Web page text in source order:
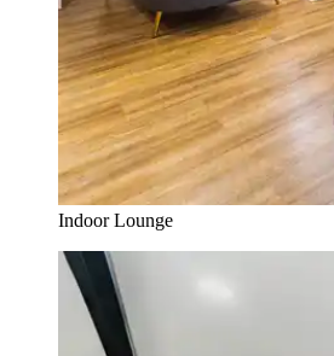
Indoor Lounge